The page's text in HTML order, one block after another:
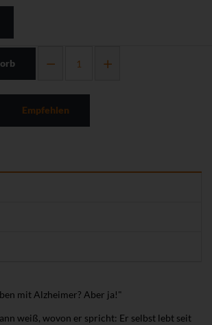
Empfehlen
mit Alzheimer? Aber ja!"
weiß, wovon er spricht: Er selbst lebt seit